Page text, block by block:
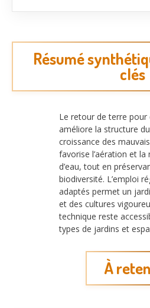
Résumé
clés
Le retour de terre pour
améliore la structure
croissance des
favorise l’aération et la
d’eau, tout en
biodiversité. L’emploi
adaptés permet un
et des cultures
technique reste
types de jardins et
À